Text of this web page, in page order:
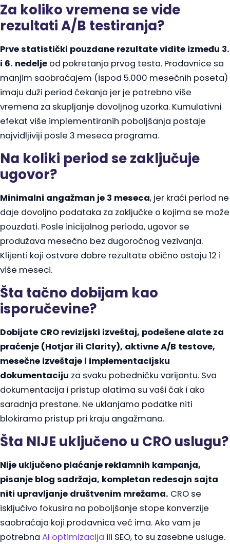
Za koliko vremena se vide
rezultati A/B testiranja?
Prve statistički pouzdane rezultate vidite između 3.
i 6. nedelje od pokretanja prvog testa. Prodavnice sa
manjim saobraćajem (ispod 5.000 mesečnih poseta)
imaju duži period čekanja jer je potrebno više
vremena za skupljanje dovoljnog uzorka. Kumulativni
efekat više implementiranih poboljšanja postaje
najvidljiviji posle 3 meseca programa.
Na koliki period se zaključuje
ugovor?
Minimalni angažman je 3 meseca, jer kraći period ne
daje dovoljno podataka za zaključke o kojima se može
pouzdati. Posle inicijalnog perioda, ugovor se
produžava mesečno bez dugoročnog vezivanja.
Klijenti koji ostvare dobre rezultate obično ostaju 12 i
više meseci.
Šta tačno dobijam kao
isporučevine?
Dobijate CRO revizijski izveštaj, podešene alate za
praćenje (Hotjar ili Clarity), aktivne A/B testove,
mesečne izveštaje i implementacijsku
dokumentaciju za svaku pobedničku varijantu. Sva
dokumentacija i pristup alatima su vaši čak i ako
saradnja prestane. Ne uklanjamo podatke niti
blokiramo pristup pri kraju angažmana.
Šta NIJE uključeno u CRO uslugu?
Nije uključeno plaćanje reklamnih kampanja,
pisanje blog sadržaja, kompletan redesajn sajta
niti upravljanje društvenim mrežama. CRO se
isključivo fokusira na poboljšanje stope konverzije
saobraćaja koji prodavnica već ima. Ako vam je
potrebna AI optimizacija ili SEO, to su zasebne usluge.